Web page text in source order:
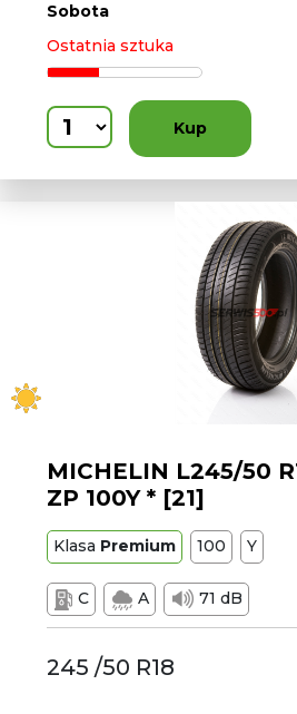
Sobota
Ostatnia sztuka
Kup
MICHELIN L245/50
ZP 100Y * [21]
Klasa Premium 100 Y
C A 71 dB
245 /50 R18